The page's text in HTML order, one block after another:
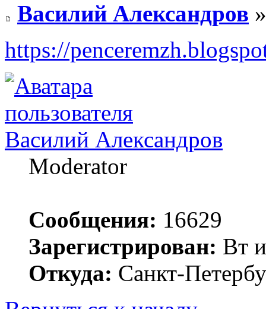
Василий Александров
https://
Василий Александров
Moderator
Сообщения: 16629
Зарегистрирован: Вт
Откуда: Санкт-